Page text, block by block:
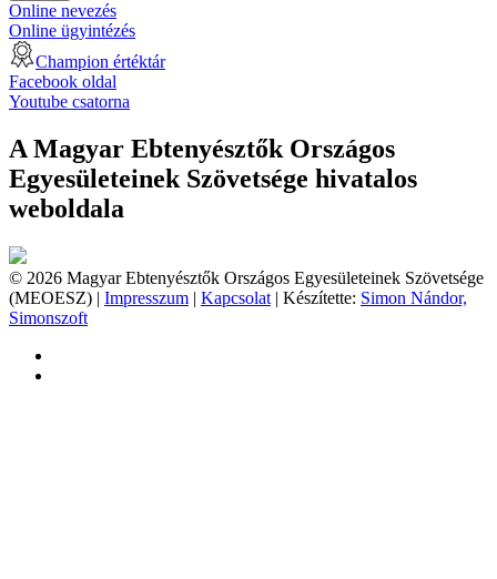
Online nevezés
Online ügyintézés
Champion értéktár
Facebook oldal
Youtube csatorna
A Magyar Ebtenyésztők Országos
Egyesületeinek Szövetsége hivatalos
weboldala
© 2026 Magyar Ebtenyésztők Országos Egyesületeinek Szövetsége
(MEOESZ) | Impresszum | Kapcsolat | Készítette: Simon Nándor,
Simonszoft